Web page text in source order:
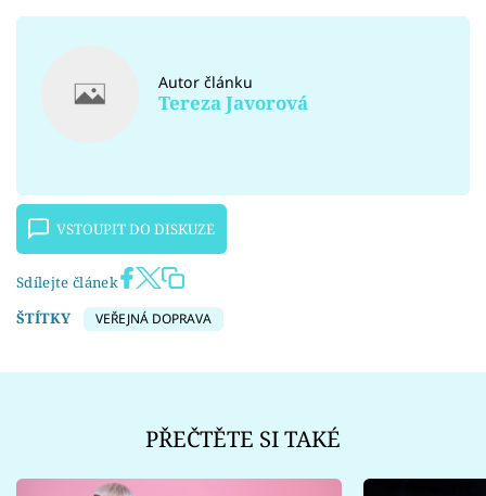
Autor článku
Tereza Javorová
VSTOUPIT DO DISKUZE
Sdílejte článek
ŠTÍTKY
VEŘEJNÁ DOPRAVA
PŘEČTĚTE SI TAKÉ